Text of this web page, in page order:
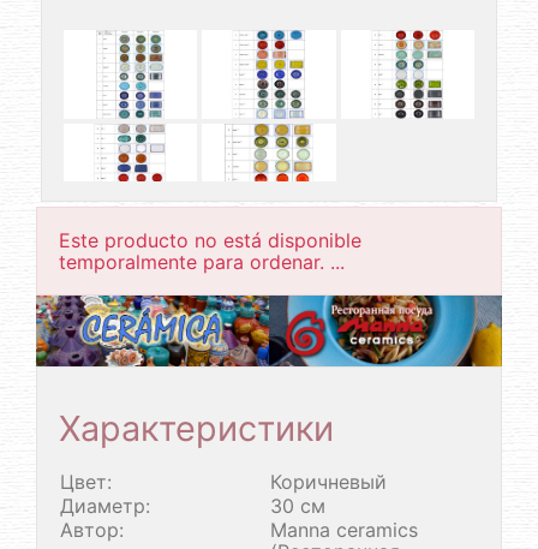
Este producto no está disponible
temporalmente para ordenar. ...
Характеристики
Цвет:
Коричневый
Диаметр:
30 см
Автор:
Manna ceramics